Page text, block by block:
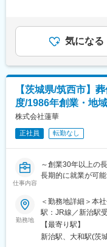
を提案
・季節ごとのゴル
・予約サイトの管
幅広い業界・業種
ゴルフに関する知
していただきます。
■組織構成：
営業部2名（現在欠
■魅力
・都内からアクセ
・1つのゴルフ場
・福利厚生でプレ
・ゴルフ好きには
・安定した経営基
ど賃金はあくまで
能性があります。
気になる
【茨城県/筑西市】
度/1986年創業・地
株式会社蓮華
正社員 転勤なし
仕事内容
～創業30年以上の
長期的に就業が可
■職務概要
・お客様対応・書
・葬儀の準備・式中
・アフターフォロー
勤務地
＜勤務地詳細＞本
駅：JR線／新治駅
【最寄り駅】
新治駅、大和駅(茨